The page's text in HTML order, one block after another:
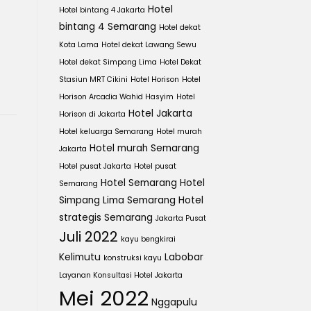
Hotel bintang 4 Jakarta Hotel
bintang 4 Semarang Hotel dekat
Kota Lama Hotel dekat Lawang Sewu
Hotel dekat Simpang Lima Hotel Dekat
Stasiun MRT Cikini Hotel Horison Hotel
Horison Arcadia Wahid Hasyim Hotel
Horison di Jakarta Hotel Jakarta
Hotel keluarga Semarang Hotel murah
Jakarta Hotel murah Semarang
Hotel pusat Jakarta Hotel pusat
Semarang Hotel Semarang Hotel
Simpang Lima Semarang Hotel
strategis Semarang Jakarta Pusat
Juli 2022 kayu bengkirai
Kelimutu konstruksi kayu Labobar
Layanan Konsultasi Hotel Jakarta
Mei 2022 Nggapulu